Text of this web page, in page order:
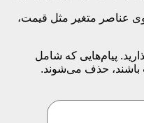
عناصر متغیر مثل قیمت،
پیام‌هایی که شامل
باشند، حذف می‌شوند.